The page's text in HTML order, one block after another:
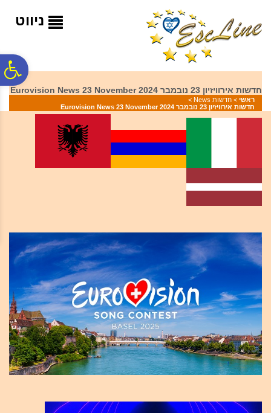
המרכזי
ניווט
חדשות אירוויזיון 23 נובמבר 2024 Eurovision News 23 November
ראשי > חדשות News
>
חדשות אירוויזיון 23 נובמבר 2024 Eurovision News 23 November